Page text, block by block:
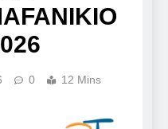
0 12 Mins